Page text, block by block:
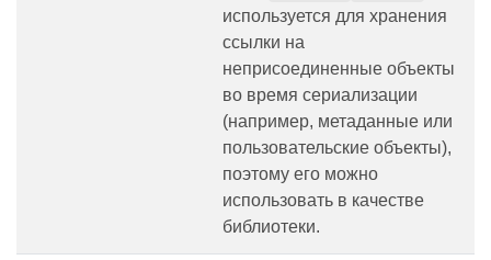
используется для хранения
ссылки на
неприсоединенные объекты
во время сериализации
(например, метаданные или
пользовательские объекты),
поэтому его можно
использовать в качестве
библиотеки.